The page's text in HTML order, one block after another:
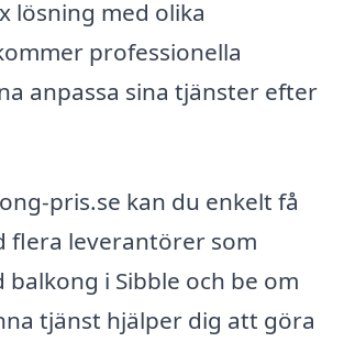
lösning med olika
professionella
anpassa sina tjänster efter
pris.se kan du enkelt få
flera leverantörer som
i Sibble och be om
tjänst hjälper dig att göra